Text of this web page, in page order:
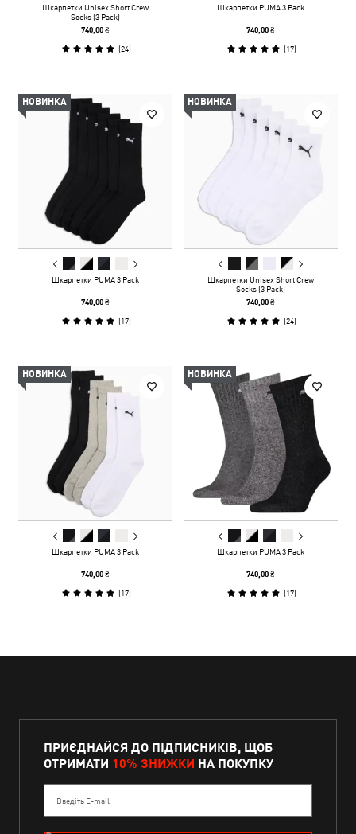
Шкарпетки Unisex Short Crew
Socks (3 Pack)
740,00 ₴
(24)
Шкарпетки PUMA 3 Pack
740,00 ₴
(17)
НОВИНКА
Шкарпетки PUMA 3 Pack
740,00 ₴
(17)
НОВИНКА
Шкарпетки Unisex Short Crew
Socks (3 Pack)
740,00 ₴
(24)
НОВИНКА
Шкарпетки PUMA 3 Pack
740,00 ₴
(17)
НОВИНКА
Шкарпетки PUMA 3 Pack
740,00 ₴
(17)
ПРИЄДНАЙСЯ ДО ПІДПИСНИКІВ, ЩОБ
ОТРИМАТИ 10% ЗНИЖКИ НА ПОКУПКУ
Введіть E-mail